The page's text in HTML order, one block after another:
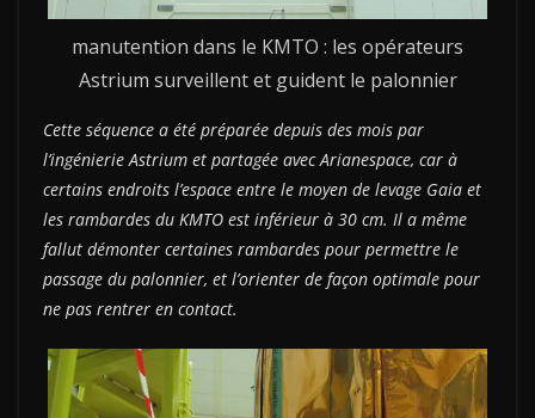
manutention dans le KMTO : les opérateurs
Astrium surveillent et guident le palonnier
Cette séquence a été préparée depuis des mois par
l’ingénierie Astrium et partagée avec Arianespace, car à
certains endroits l’espace entre le moyen de levage Gaia et
les rambardes du KMTO est inférieur à 30 cm. Il a même
fallut démonter certaines rambardes pour permettre le
passage du palonnier, et l’orienter de façon optimale pour
ne pas rentrer en contact.